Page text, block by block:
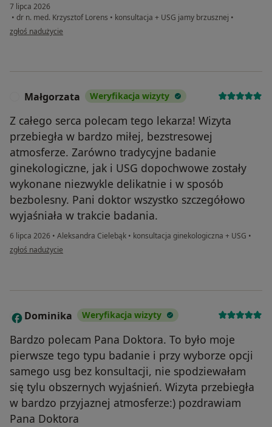
7 lipca 2026
• dr n. med. Krzysztof Lorens • konsultacja + USG jamy brzusznej •
w opinii użytkownika Anita
zgłoś nadużycie
Małgorzata Weryfikacja wizyty
Z całego serca polecam tego lekarza! Wizyta
przebiegła w bardzo miłej, bezstresowej
atmosferze. Zarówno tradycyjne badanie
ginekologiczne, jak i USG dopochwowe zostały
wykonane niezwykle delikatnie i w sposób
bezbolesny. Pani doktor wszystko szczegółowo
wyjaśniała w trakcie badania.
6 lipca 2026 • Aleksandra Cielebąk • konsultacja ginekologiczna + USG •
w opinii użytkownika Małgorzata
zgłoś nadużycie
D Dominika Weryfikacja wizyty
Bardzo polecam Pana Doktora. To było moje
pierwsze tego typu badanie i przy wyborze opcji
samego usg bez konsultacji, nie spodziewałam
się tylu obszernych wyjaśnień. Wizyta przebiegła
w bardzo przyjaznej atmosferze:) pozdrawiam
Pana Doktora